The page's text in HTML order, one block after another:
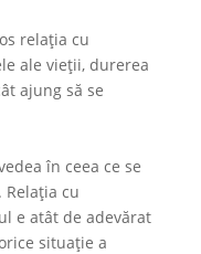
relația cu
ale vieții, durerea
ajung să se
în ceea ce se
cu
e atât de adevărat
situație a